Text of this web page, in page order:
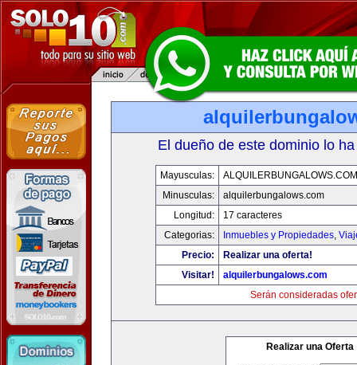
El dueño de este dominio lo
Mayusculas:
ALQUILERBUNGALOWS.COM
Minusculas:
alquilerbungalows.com
Longitud:
17 caracteres
Categorias:
Inmuebles y Propiedades,
Precio:
Realizar una oferta!
Visitar!
alquilerbungalows.com
Serán consideradas
Realizar una Oferta